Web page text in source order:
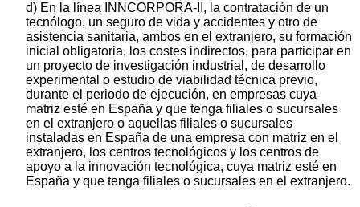
d) En la línea INNCORPORA-II, la contratación de un
tecnólogo, un seguro de vida y accidentes y otro de
asistencia sanitaria, ambos en el extranjero, su formación
inicial obligatoria, los costes indirectos, para participar en
un proyecto de investigación industrial, de desarrollo
experimental o estudio de viabilidad técnica previo,
durante el periodo de ejecución, en empresas cuya
matriz esté en España y que tenga filiales o sucursales
en el extranjero o aquellas filiales o sucursales
instaladas en España de una empresa con matriz en el
extranjero, los centros tecnológicos y los centros de
apoyo a la innovación tecnológica, cuya matriz esté en
España y que tenga filiales o sucursales en el extranjero.